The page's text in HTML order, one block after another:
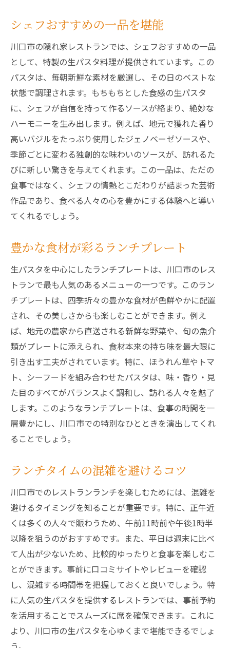
シェフおすすめの一品を堪能
川口市の隠れ家レストランでは、シェフおすすめの一品
として、特製の生パスタ料理が提供されています。この
パスタは、毎朝新鮮な素材を厳選し、その日のベストな
状態で調理されます。もちもちとした食感の生パスタ
に、シェフが自信を持って作るソースが絡まり、絶妙な
ハーモニーを生み出します。例えば、地元で獲れた香り
高いバジルをたっぷり使用したジェノベーゼソースや、
季節ごとに変わる独創的な味わいのソースが、訪れるた
びに新しい驚きを与えてくれます。この一品は、ただの
食事ではなく、シェフの情熱とこだわりが詰まった芸術
作品であり、食べる人々の心を豊かにする体験へと導い
てくれるでしょう。
豊かな食材が彩るランチプレート
生パスタを中心にしたランチプレートは、川口市のレス
トランで最も人気のあるメニューの一つです。このラン
チプレートは、四季折々の豊かな食材が色鮮やかに配置
され、その美しさからも楽しむことができます。例え
ば、地元の農家から直送される新鮮な野菜や、旬の魚介
類がプレートに添えられ、食材本来の持ち味を最大限に
引き出す工夫がされています。特に、ほうれん草やトマ
ト、シーフードを組み合わせたパスタは、味・香り・見
た目のすべてがバランスよく調和し、訪れる人々を魅了
します。このようなランチプレートは、食事の時間を一
層豊かにし、川口市での特別なひとときを演出してくれ
ることでしょう。
ランチタイムの混雑を避けるコツ
川口市でのレストランランチを楽しむためには、混雑を
避けるタイミングを知ることが重要です。特に、正午近
くは多くの人々で賑わうため、午前11時前や午後1時半
以降を狙うのがおすすめです。また、平日は週末に比べ
て人出が少ないため、比較的ゆったりと食事を楽しむこ
とができます。事前に口コミサイトやレビューを確認
し、混雑する時間帯を把握しておくと良いでしょう。特
に人気の生パスタを提供するレストランでは、事前予約
を活用することでスムーズに席を確保できます。これに
より、川口市の生パスタを心ゆくまで堪能できるでしょ